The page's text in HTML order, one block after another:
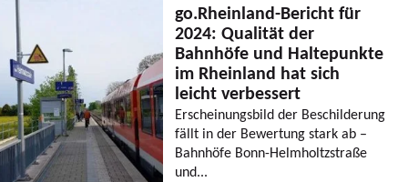
go.Rheinland-Bericht für
2024: Qualität der
Bahnhöfe und Haltepunkte
im Rheinland hat sich
leicht verbessert
Erscheinungsbild der Beschilderung
fällt in der Bewertung stark ab –
Bahnhöfe Bonn-Helmholtzstraße
und...